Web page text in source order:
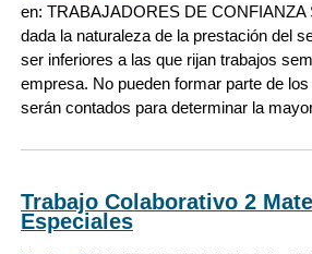
en: TRABAJADORES DE CONFIANZA
dada la naturaleza de la prestación del
ser inferiores a las que rijan trabajos
empresa. No pueden formar parte de
serán contados para determinar la
Trabajo Colaborativo 2
Especiales